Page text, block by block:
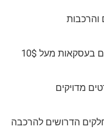
והרכבות
בעסקאות מעל 10$
מדויקים
הדרושים להרכבה